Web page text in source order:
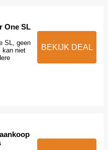
One SL
SL, geen
kan niet
BEKIJK DEAL